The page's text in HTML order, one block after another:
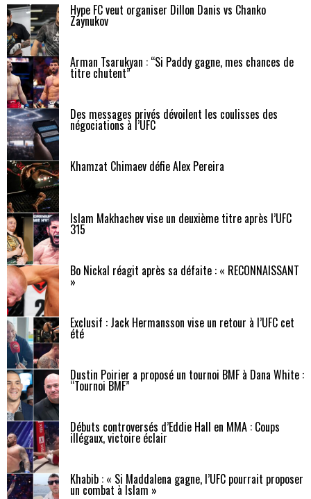
Hype FC veut organiser Dillon Danis vs Chanko
Zaynukov
Arman Tsarukyan : “Si Paddy gagne, mes chances de
titre chutent”
Des messages privés dévoilent les coulisses des
négociations à l’UFC
Khamzat Chimaev défie Alex Pereira
Islam Makhachev vise un deuxième titre après l’UFC
315
Bo Nickal réagit après sa défaite : « RECONNAISSANT
»
Exclusif : Jack Hermansson vise un retour à l’UFC cet
été
Dustin Poirier a proposé un tournoi BMF à Dana White :
“Tournoi BMF”
Débuts controversés d’Eddie Hall en MMA : Coups
illégaux, victoire éclair
Khabib : « Si Maddalena gagne, l’UFC pourrait proposer
un combat à Islam »